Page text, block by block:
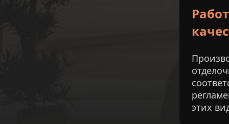
этих